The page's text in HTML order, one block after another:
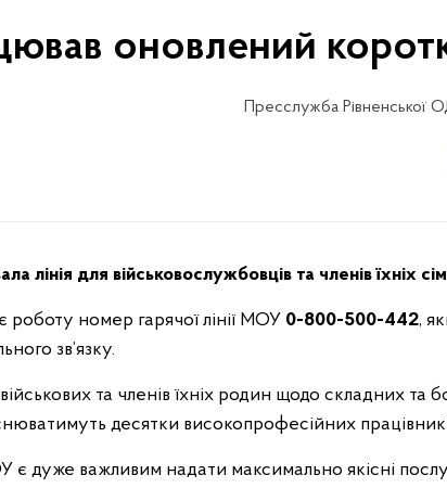
оновлений
Пресслужба Рівненської
лінія для військовослужбовців та членів їхніх
роботу номер гарячої лінії МОУ 0-800-500-442,
зв’язку.
та членів їхніх родин щодо складних та
десятки високопрофесійних
дуже важливим надати максимально якісні